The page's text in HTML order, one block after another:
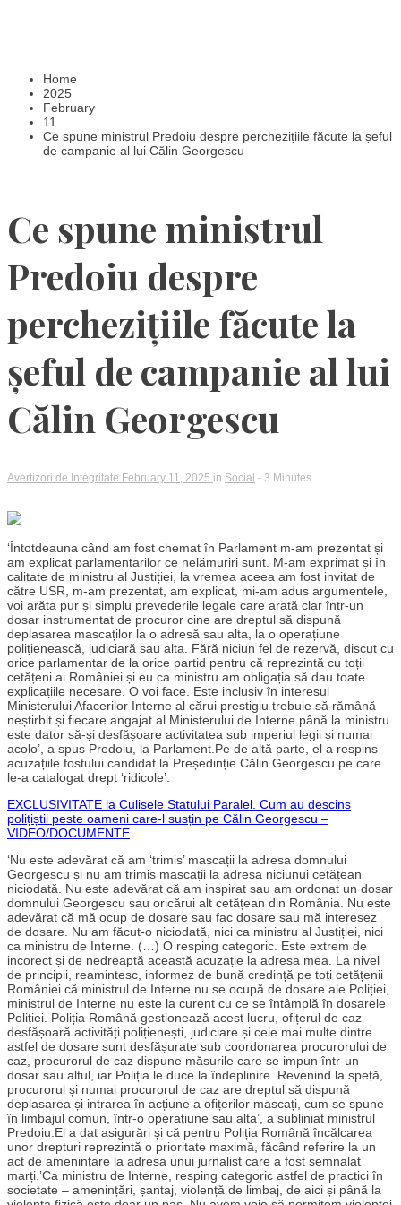
Home
2025
February
11
Ce spune ministrul Predoiu despre perchezițiile făcute la șeful
de campanie al lui Călin Georgescu
Ce spune ministrul
Predoiu despre
perchezițiile făcute la
șeful de campanie al lui
Călin Georgescu
Avertizori de Integritate February 11, 2025 in Social - 3 Minutes
‘Întotdeauna când am fost chemat în Parlament m-am prezentat și
am explicat parlamentarilor ce nelămuriri sunt. M-am exprimat și în
calitate de ministru al Justiției, la vremea aceea am fost invitat de
către USR, m-am prezentat, am explicat, mi-am adus argumentele,
voi arăta pur și simplu prevederile legale care arată clar într-un
dosar instrumentat de procuror cine are dreptul să dispună
deplasarea mascaților la o adresă sau alta, la o operațiune
polițienească, judiciară sau alta. Fără niciun fel de rezervă, discut cu
orice parlamentar de la orice partid pentru că reprezintă cu toții
cetățeni ai României și eu ca ministru am obligația să dau toate
explicațiile necesare. O voi face. Este inclusiv în interesul
Ministerului Afacerilor Interne al cărui prestigiu trebuie să rămână
neștirbit și fiecare angajat al Ministerului de Interne până la ministru
este dator să-și desfășoare activitatea sub imperiul legii și numai
acolo’, a spus Predoiu, la Parlament.Pe de altă parte, el a respins
acuzațiile fostului candidat la Președinție Călin Georgescu pe care
le-a catalogat drept ‘ridicole’.
EXCLUSIVITATE la Culisele Statului Paralel. Cum au descins
polițiștii peste oameni care-l susțin pe Călin Georgescu –
VIDEO/DOCUMENTE
‘Nu este adevărat că am ‘trimis’ mascații la adresa domnului
Georgescu și nu am trimis mascații la adresa niciunui cetățean
niciodată. Nu este adevărat că am inspirat sau am ordonat un dosar
domnului Georgescu sau oricărui alt cetățean din România. Nu este
adevărat că mă ocup de dosare sau fac dosare sau mă interesez
de dosare. Nu am făcut-o niciodată, nici ca ministru al Justiției, nici
ca ministru de Interne. (…) O resping categoric. Este extrem de
incorect și de nedreaptă această acuzație la adresa mea. La nivel
de principii, reamintesc, informez de bună credință pe toți cetățenii
României că ministrul de Interne nu se ocupă de dosare ale Poliției,
ministrul de Interne nu este la curent cu ce se întâmplă în dosarele
Poliției. Poliția Română gestionează acest lucru, ofițerul de caz
desfășoară activități polițienești, judiciare și cele mai multe dintre
astfel de dosare sunt desfășurate sub coordonarea procurorului de
caz, procurorul de caz dispune măsurile care se impun într-un
dosar sau altul, iar Poliția le duce la îndeplinire. Revenind la speță,
procurorul și numai procurorul de caz are dreptul să dispună
deplasarea și intrarea în acțiune a ofițerilor mascați, cum se spune
în limbajul comun, într-o operațiune sau alta’, a subliniat ministrul
Predoiu.El a dat asigurări și că pentru Poliția Română încălcarea
unor drepturi reprezintă o prioritate maximă, făcând referire la un
act de amenințare la adresa unui jurnalist care a fost semnalat
marți.’Ca ministru de Interne, resping categoric astfel de practici în
societate – amenințări, șantaj, violență de limbaj, de aici și până la